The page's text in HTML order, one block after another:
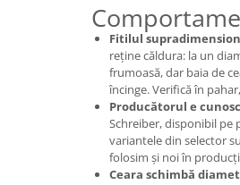
Fitilul
reține căldura: la un
frumoasă, dar baia de
încinge. Verifică în
Producătorul e
Schreiber, disponibil pe
variantele din selector
folosim și noi în
Ceara schimbă